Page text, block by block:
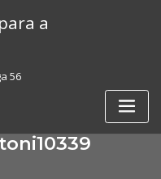
a
56